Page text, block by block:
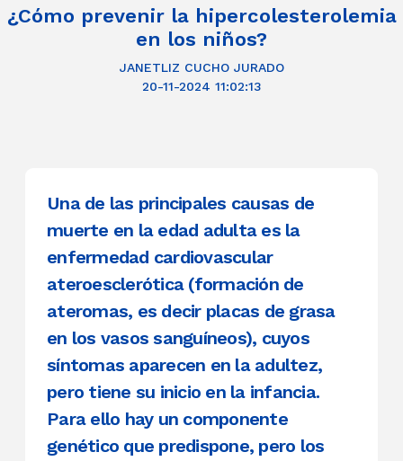
¿Cómo prevenir la hipercolesterolemia
en los niños?
JANETLIZ CUCHO JURADO
20-11-2024 11:02:13
Una de las principales causas de
muerte en la edad adulta es la
enfermedad cardiovascular
ateroesclerótica (formación de
ateromas, es decir placas de grasa
en los vasos sanguíneos), cuyos
síntomas aparecen en la adultez,
pero tiene su inicio en la infancia.
Para ello hay un componente
genético que predispone, pero los